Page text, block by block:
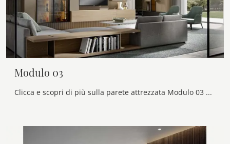
Modulo 03
Clicca e scopri di più sulla parete attrezzata Modulo 03 del brand Veneran: è la soluzione dalle linee moderne perfetta per te.